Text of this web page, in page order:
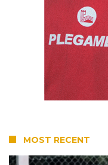
MOST RECENT